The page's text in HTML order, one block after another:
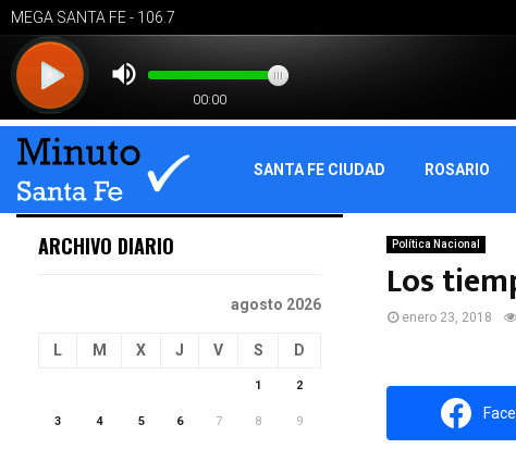
SANTA FE CIUDAD ROSARIO
Política Nacional
Los
enero 23, 2018
ARCHIVO DIARIO
agosto 2026
L M X J V S D
1 2
3 4 5 6 7 8 9